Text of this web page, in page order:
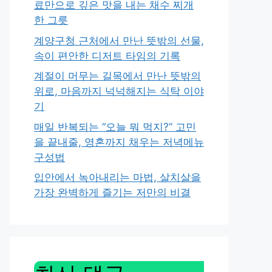
료만으로 깊은 맛을 내는 채수 찌개
한 그릇
계양구청 근처에서 만난 뜻밖의 선물,
속이 편안한 디저트 타임의 기록
계절이 머무는 길목에서 만난 뜻밖의
위로, 마음까지 넉넉해지는 식탁 이야
기
매일 반복되는 “오늘 뭐 먹지?” 고민
을 끝내줄, 영혼까지 채우는 저녁메뉴
구성법
입안에서 녹아내리는 마법, 살치살을
가장 완벽하게 즐기는 저만의 비결